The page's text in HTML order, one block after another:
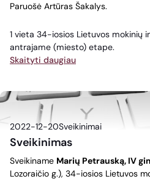
Paruošė Artūras Šakalys.
1 vieta 34-iosios Lietuvos mokinių
antrajame (miesto) etape.
Skaityti daugiau
2022-12-20Sveikinimai
Sveikinimas
Sveikiname Marių Petrauską, IV
Lozoraičio g.), 34-iosios Lietuvos